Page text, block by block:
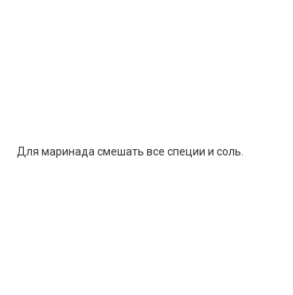
Для маринада смешать все специи и соль.